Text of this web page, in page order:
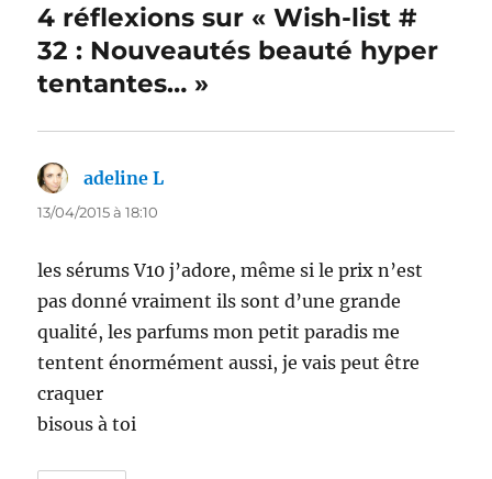
4 réflexions sur « Wish-list #
32 : Nouveautés beauté hyper
tentantes… »
adeline L
13/04/2015 à 18:10
les sérums V10 j’adore, même si le prix n’est
pas donné vraiment ils sont d’une grande
qualité, les parfums mon petit paradis me
tentent énormément aussi, je vais peut être
craquer
bisous à toi